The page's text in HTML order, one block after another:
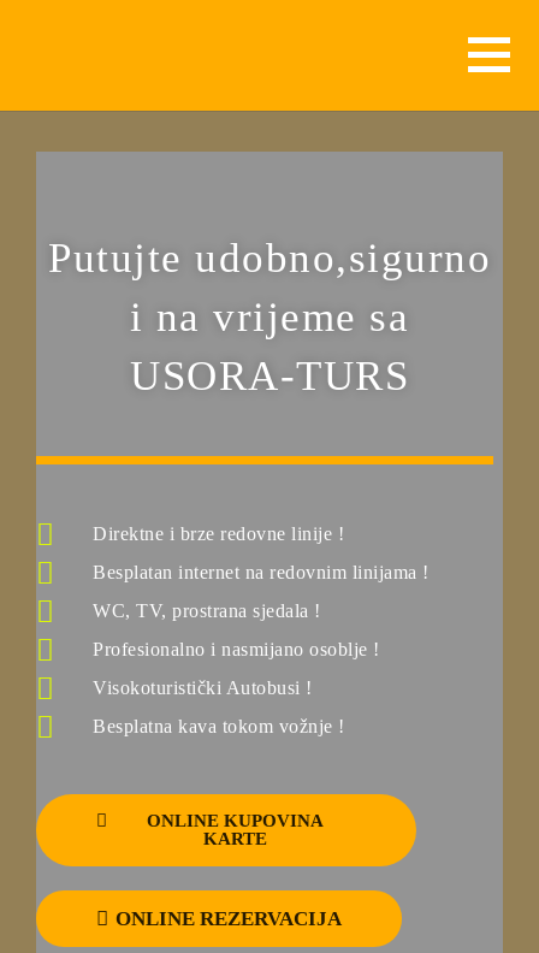
Putujte udobno,sigurno
i na vrijeme sa
USORA-TURS
Direktne i brze redovne linije !
Besplatan internet na redovnim linijama !
WC, TV, prostrana sjedala !
Profesionalno i nasmijano osoblje !
Visokoturistički Autobusi !
Besplatna kava tokom vožnje !
ONLINE KUPOVINA
KARTE
ONLINE REZERVACIJA